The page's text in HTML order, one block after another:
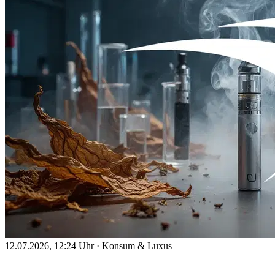
12.07.2026, 12:24 Uhr · Konsum & Luxus